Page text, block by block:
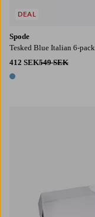
Spode
Tesked Blue Italian 6-pack
412 SEK549 SEK
1 färg
DEAL